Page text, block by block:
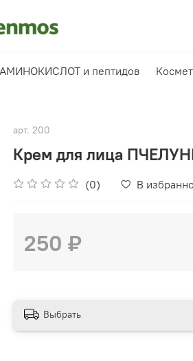
и пептидов
арт. 200
Крем для лица
(0) В
250 ₽
Выбрать